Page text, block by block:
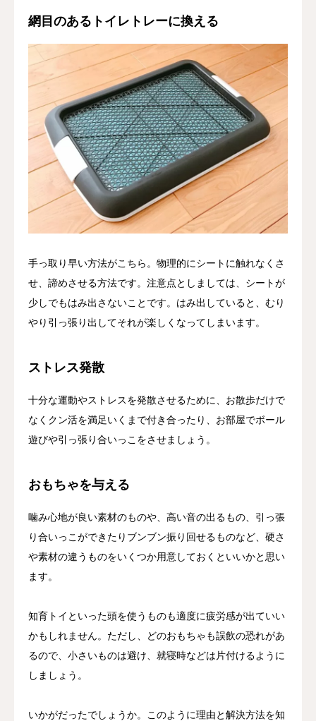
網目のあるトイレトレーに換える
手っ取り早い方法がこちら。物理的にシートに触れなくさ
せ、諦めさせる方法です。注意点としましては、シートが
少しでもはみ出さないことです。はみ出していると、むり
やり引っ張り出してそれが楽しくなってしまいます。
ストレス発散
十分な運動やストレスを発散させるために、お散歩だけで
なくクン活を満足いくまで付き合ったり、お部屋でボール
遊びや引っ張り合いっこをさせましょう。
おもちゃを与える
噛み心地が良い素材のものや、高い音の出るもの、引っ張
り合いっこができたりブンブン振り回せるものなど、硬さ
や素材の違うものをいくつか用意しておくといいかと思い
ます。
知育トイといった頭を使うものも適度に疲労感が出ていい
かもしれません。ただし、どのおもちゃも誤飲の恐れがあ
るので、小さいものは避け、就寝時などは片付けるように
しましょう。
いかがだったでしょうか。このように理由と解決方法を知